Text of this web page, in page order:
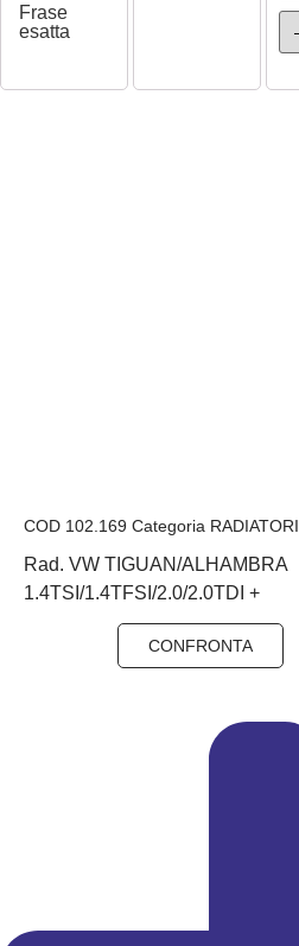
Frase
esatta
COD 102.169 Categoria RADIATORI
Rad. VW TIGUAN/ALHAMBRA
1.4TSI/1.4TFSI/2.0/2.0TDI +
CONFRONTA